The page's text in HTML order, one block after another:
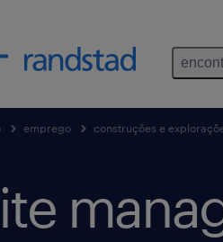
emprego construções e